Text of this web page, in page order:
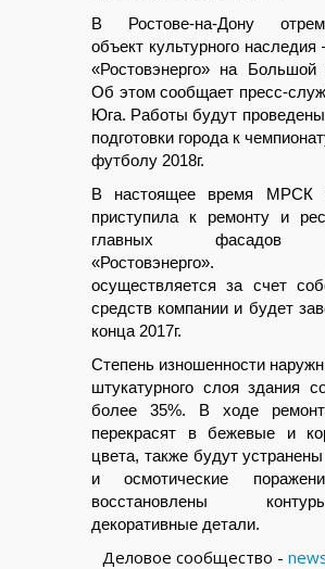
В Ростове-на-Дону
объект культурного
«Ростовэнерго» на Большой
Об этом сообщает пресс-
Юга. Работы будут
подготовки города к
футболу 2018г.
В настоящее время МРСК
приступила к ремонту и
главных фасадов
«Ростовэнерго».
осуществляется за счет
средств компании и будет
конца 2017г.
Степень изношенности
штукатурного слоя здания
более 35%. В ходе
перекрасят в бежевые и
цвета, также будут
и осмотические
восстановлены
декоративные детали.
Деловое сообщество -